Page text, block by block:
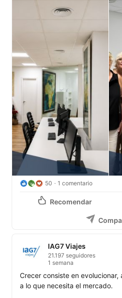
50 1 comentario
Recomendar
IAG7 Viajes
21.197 seguidores
1 semana
Crecer consiste en
a lo que necesita el mercado.